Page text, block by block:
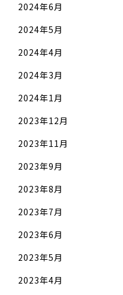
2024年6月
2024年5月
2024年4月
2024年3月
2024年1月
2023年12月
2023年11月
2023年9月
2023年8月
2023年7月
2023年6月
2023年5月
2023年4月